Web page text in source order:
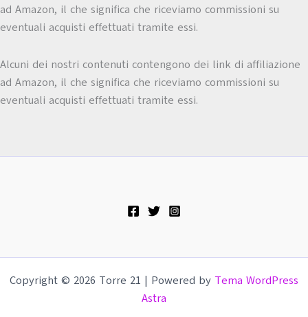
ad Amazon, il che significa che riceviamo commissioni su
eventuali acquisti effettuati tramite essi.
Alcuni dei nostri contenuti contengono dei link di affiliazione
ad Amazon, il che significa che riceviamo commissioni su
eventuali acquisti effettuati tramite essi.
Copyright © 2026 Torre 21 | Powered by Tema WordPress
Astra